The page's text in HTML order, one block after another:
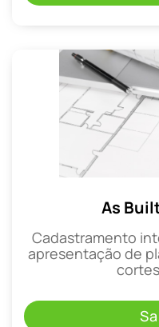
As
Cadastramento
apresentação de